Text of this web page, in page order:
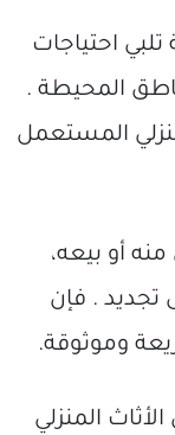
احتياجات
المحيطة .
المستعمل
أو بيعه،
تجديد . فإن
وموثوقة.
المنزلي